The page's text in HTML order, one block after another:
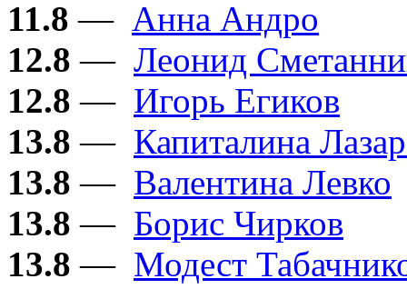
11.8 — Анна Андро
12.8 — Леонид
12.8 — Игорь Егиков
13.8 — Капиталина
13.8 — Валентина Левко
13.8 — Борис Чирков
13.8 — Модест